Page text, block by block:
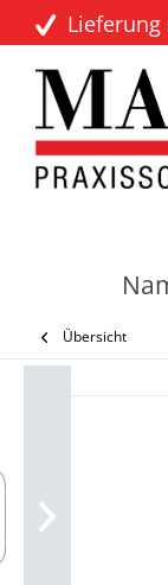
Übersicht